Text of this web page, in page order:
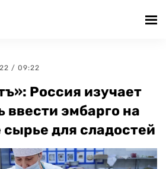
/ 09:22
Россия изучает
ввести эмбарго на
для сладостей